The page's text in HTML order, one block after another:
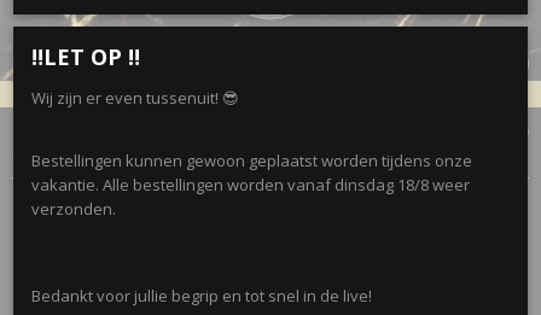
(0)
Sieraden • Travel map
zwart
‼️LET OP ‼️
Wij zijn er even tussenuit! 😎
Bestellingen kunnen gewoon geplaatst worden tijdens onze
vakantie. Alle bestellingen worden vanaf dinsdag 18/8 weer
verzonden.
Bedankt voor jullie begrip en tot snel in de live!